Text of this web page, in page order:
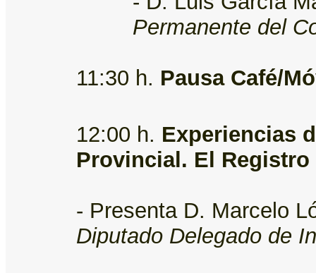
Permanente del
11:30 h. Pausa Café/
12:00 h. Experiencias
Provincial. El
- Presenta D. Marcelo
Diputado Delegado de